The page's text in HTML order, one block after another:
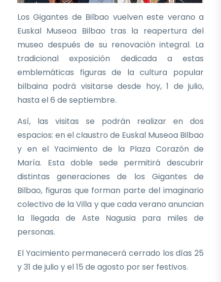
Los Gigantes de Bilbao vuelven este verano a
Euskal Museoa Bilbao tras la reapertura del
museo después de su renovación integral. La
tradicional exposición dedicada a estas
emblemáticas figuras de la cultura popular
bilbaina podrá visitarse desde hoy, 1 de julio,
hasta el 6 de septiembre.
Así, las visitas se podrán realizar en dos
espacios: en el claustro de Euskal Museoa Bilbao
y en el Yacimiento de la Plaza Corazón de
María. Esta doble sede permitirá descubrir
distintas generaciones de los Gigantes de
Bilbao, figuras que forman parte del imaginario
colectivo de la Villa y que cada verano anuncian
la llegada de Aste Nagusia para miles de
personas.
El Yacimiento permanecerá cerrado los días 25
y 31 de julio y el 15 de agosto por ser festivos.